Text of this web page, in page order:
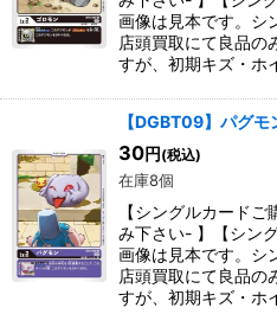
画像は見本です。シ
店頭買取にて良品の
すが、初期キズ・ホ
【DGBT09】パグモ
30円 (税込)
在庫8個
【シングルカード
み下さい- 】【シン
画像は見本です。シ
店頭買取にて良品の
すが、初期キズ・ホ